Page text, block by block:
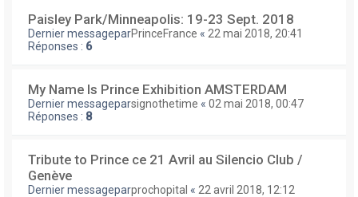
Paisley Park/Minneapolis: 19-23 Sept. 2018
Dernier messageparPrinceFrance « 22 mai 2018, 20:41
Réponses : 6
My Name Is Prince Exhibition AMSTERDAM
Dernier messageparsignothetime « 02 mai 2018, 00:47
Réponses : 8
Tribute to Prince ce 21 Avril au Silencio Club /
Genève
Dernier messageparprochopital « 22 avril 2018, 12:12